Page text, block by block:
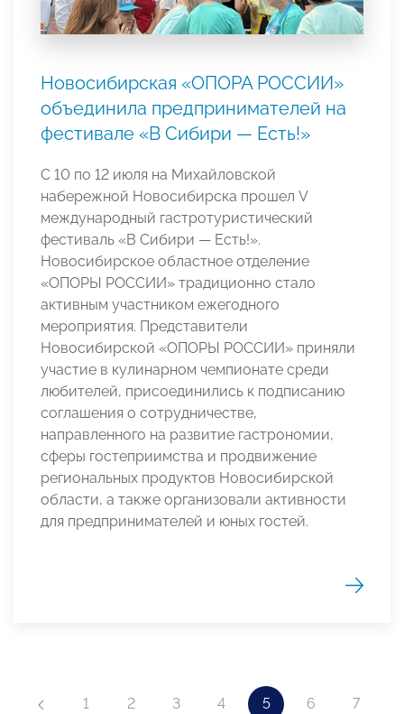
Новосибирская «ОПОРА РОССИИ»
объединила предпринимателей на
фестивале «В Сибири — Есть!»
С 10 по 12 июля на Михайловской
набережной Новосибирска прошел V
международный гастротуристический
фестиваль «В Сибири — Есть!».
Новосибирское областное отделение
«ОПОРЫ РОССИИ» традиционно стало
активным участником ежегодного
мероприятия. Представители
Новосибирской «ОПОРЫ РОССИИ» приняли
участие в кулинарном чемпионате среди
любителей, присоединились к подписанию
соглашения о сотрудничестве,
направленного на развитие гастрономии,
сферы гостеприимства и продвижение
региональных продуктов Новосибирской
области, а также организовали активности
для предпринимателей и юных гостей.
1 2 3 4 5 6 7